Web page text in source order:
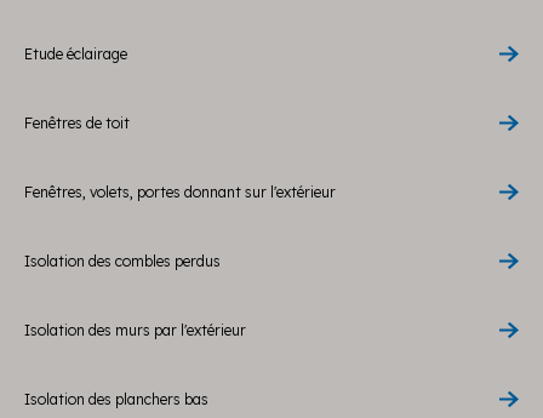
Etude éclairage
Fenêtres de toit
Fenêtres, volets, portes donnant sur l'extérieur
Isolation des combles perdus
Isolation des murs par l'extérieur
Isolation des planchers bas